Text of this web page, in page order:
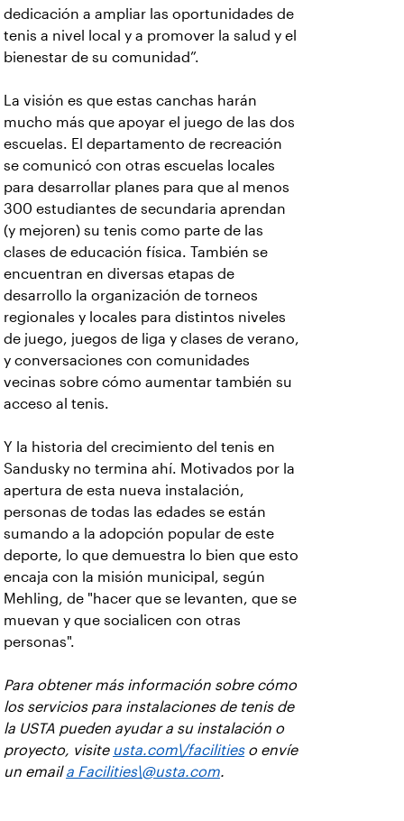
dedicación a ampliar las oportunidades de
tenis a nivel local y a promover la salud y el
bienestar de su comunidad”.
La visión es que estas canchas harán
mucho más que apoyar el juego de las dos
escuelas. El departamento de recreación
se comunicó con otras escuelas locales
para desarrollar planes para que al menos
300 estudiantes de secundaria aprendan
(y mejoren) su tenis como parte de las
clases de educación física. También se
encuentran en diversas etapas de
desarrollo la organización de torneos
regionales y locales para distintos niveles
de juego, juegos de liga y clases de verano,
y conversaciones con comunidades
vecinas sobre cómo aumentar también su
acceso al tenis.
Y la historia del crecimiento del tenis en
Sandusky no termina ahí. Motivados por la
apertura de esta nueva instalación,
personas de todas las edades se están
sumando a la adopción popular de este
deporte, lo que demuestra lo bien que esto
encaja con la misión municipal, según
Mehling, de "hacer que se levanten, que se
muevan y que socialicen con otras
personas".
Para obtener más información sobre cómo
los servicios para instalaciones de tenis de
la USTA pueden ayudar a su instalación o
proyecto, visite usta.com\/facilitieso envíe
un emaila Facilities\@usta.com.